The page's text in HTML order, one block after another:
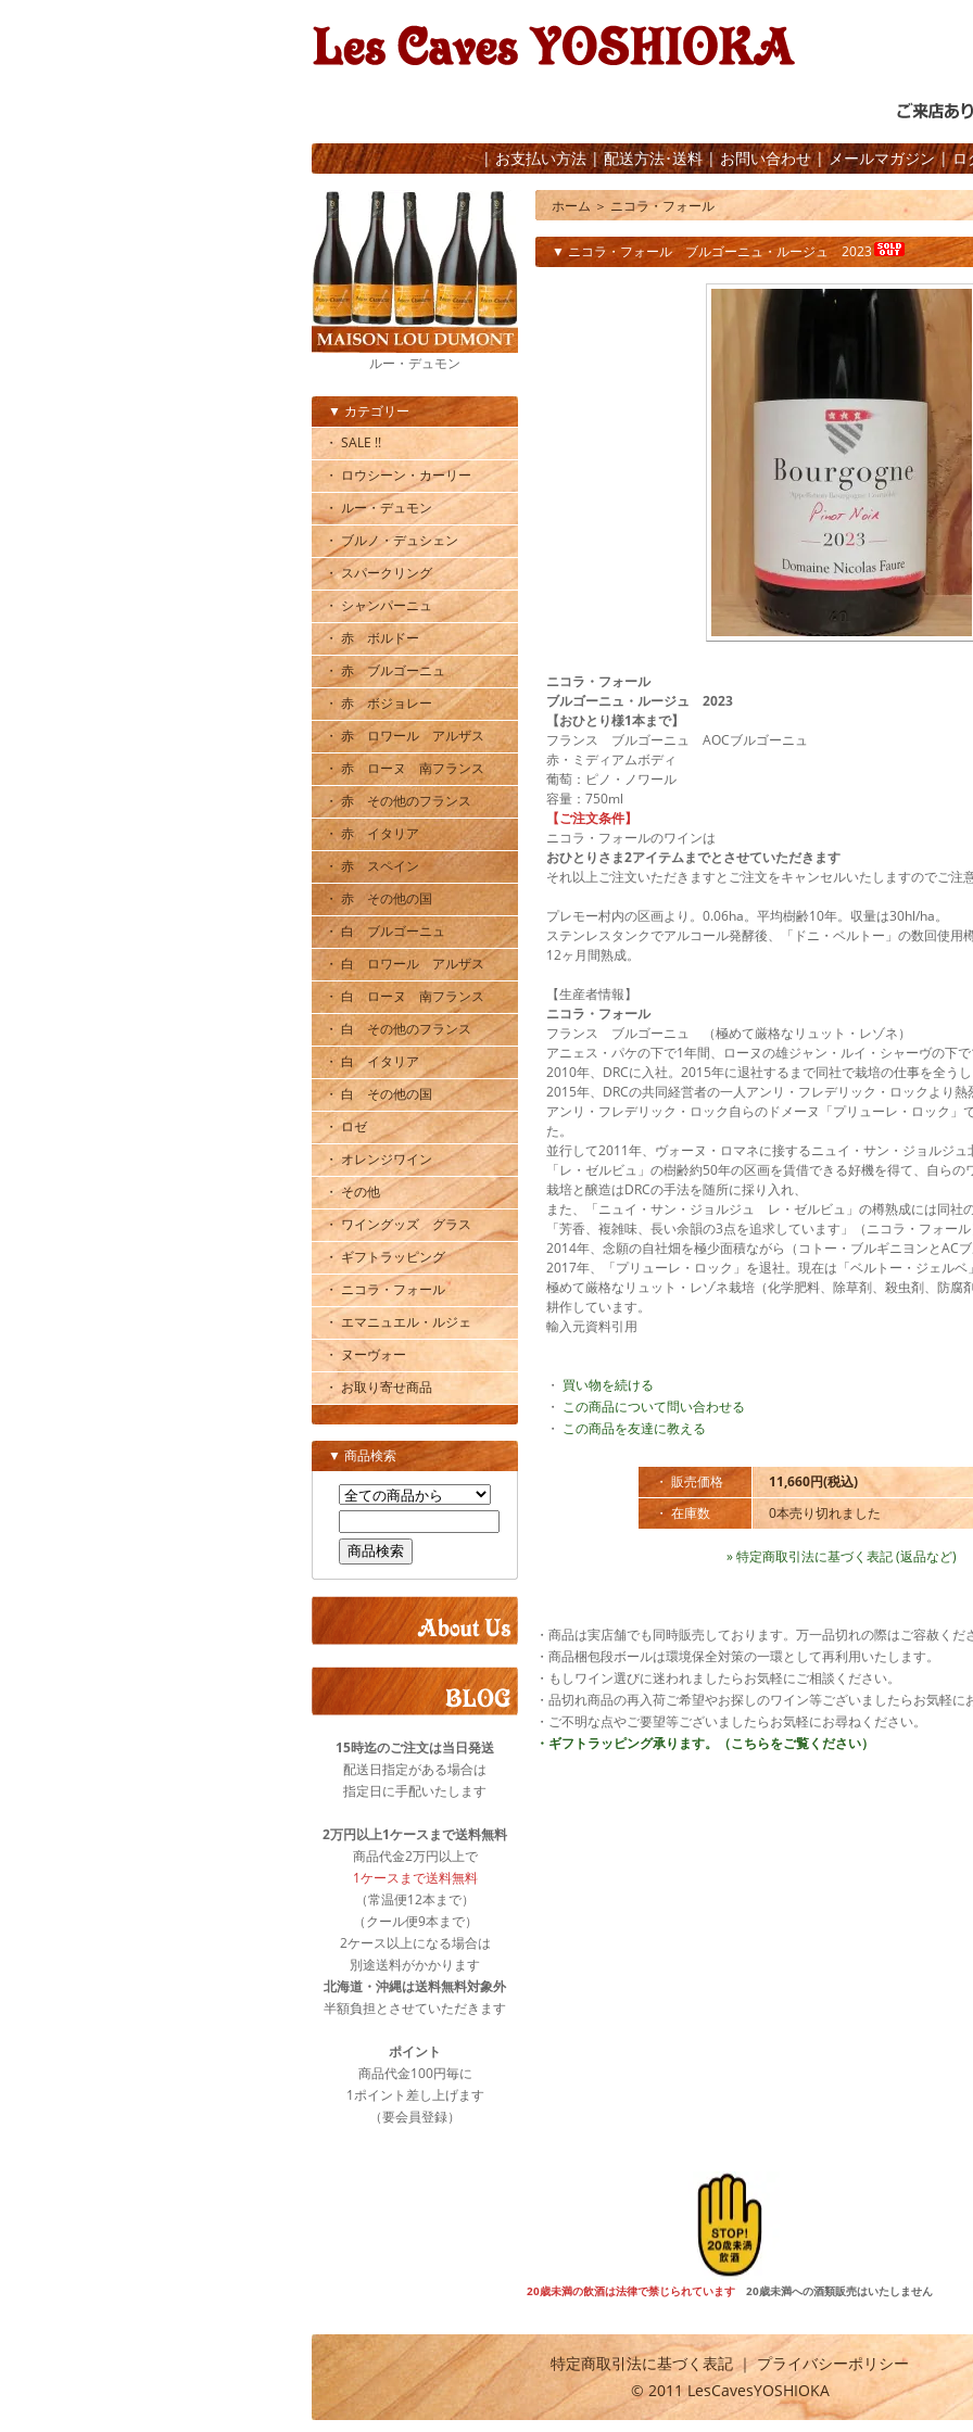
|お支払い方法|配送方法･送料|お問い合わせ|メールマガジン|ロ
ルー・デュモン
▼ カテゴリー
・ SALE !!
・ ロウシーン・カーリー
・ ルー・デュモン
・ ブルノ・デュシェン
・ スパークリング
・ シャンパーニュ
・ 赤 ボルドー
・ 赤 ブルゴーニュ
・ 赤 ボジョレー
・ 赤 ロワール アルザス
・ 赤 ローヌ 南フランス
・ 赤 その他のフランス
・ 赤 イタリア
・ 赤 スペイン
・ 赤 その他の国
・ 白 ブルゴーニュ
・ 白 ロワール アルザス
・ 白 ローヌ 南フランス
・ 白 その他のフランス
・ 白 イタリア
・ 白 その他の国
・ ロゼ
・ オレンジワイン
・ その他
・ ワイングッズ グラス
・ ギフトラッピング
・ ニコラ・フォール
・ エマニュエル・ルジェ
・ ヌーヴォー
・ お取り寄せ商品
▼ 商品検索
15時迄のご注文は当日発送
配送日指定がある場合は
指定日に手配いたします
2万円以上1ケースまで送料無料
商品代金2万円以上で
1ケースまで送料無料
（常温便12本まで）
（クール便9本まで）
2ケース以上になる場合は
別途送料がかかります
北海道・沖縄は送料無料対象外
半額負担とさせていただきます
ポイント
商品代金100円毎に
1ポイント差し上げます
（要会員登録）
ホーム ＞ ニコラ・フォール
▼ ニコラ・フォール ブルゴーニュ・ルージュ 2023
ニコラ・フォール
ブルゴーニュ・ルージュ 2023
【おひとり様1本まで】
フランス ブルゴーニュ AOCブルゴーニュ
赤・ミディアムボディ
葡萄：ピノ・ノワール
容量：750ml
【ご注文条件】
ニコラ・フォールのワインは
おひとりさま2アイテムまでとさせていただきます
それ以上ご注文いただきますとご注文をキャンセルいたしますのでご注
プレモー村内の区画より。0.06ha。平均樹齢10年。収量は30hl/ha。
ステンレスタンクでアルコール発酵後、「ドニ・ベルトー」の数回使用
12ヶ月間熟成。
【生産者情報】
ニコラ・フォール
フランス ブルゴーニュ （極めて厳格なリュット・レゾネ）
アニェス・パケの下で1年間、ローヌの雄ジャン・ルイ・シャーヴの下で
2010年、DRCに入社。2015年に退社するまで同社で栽培の仕事を全うし
2015年、DRCの共同経営者の一人アンリ・フレデリック・ロックより熱
アンリ・フレデリック・ロック自らのドメーヌ「プリューレ・ロック」
た。
並行して2011年、ヴォーヌ・ロマネに接するニュイ・サン・ジョルジュ
「レ・ゼルビュ」の樹齢約50年の区画を賃借できる好機を得て、自らの
栽培と醸造はDRCの手法を随所に採り入れ、
また、「ニュイ・サン・ジョルジュ レ・ゼルビュ」の樽熟成には同社
「芳香、複雑味、長い余韻の3点を追求しています」（ニコラ・フォール
2014年、念願の自社畑を極少面積ながら（コトー・ブルギニヨンとACブ
2017年、「プリューレ・ロック」を退社。現在は「ベルトー・ジェルベ
極めて厳格なリュット・レゾネ栽培（化学肥料、除草剤、殺虫剤、防腐
耕作しています。
輸入元資料引用
・ 買い物を続ける
・ この商品について問い合わせる
・ この商品を友達に教える
・ 販売価格
11,660円(税込)
・ 在庫数
0本売り切れました
» 特定商取引法に基づく表記 (返品など)
・商品は実店舗でも同時販売しております。万一品切れの際はご容赦くだ
・商品梱包段ボールは環境保全対策の一環として再利用いたします。
・もしワイン選びに迷われましたらお気軽にご相談ください。
・品切れ商品の再入荷ご希望やお探しのワイン等ございましたらお気軽に
・ご不明な点やご要望等ございましたらお気軽にお尋ねください。
・ギフトラッピング承ります。（こちらをご覧ください）
20歳未満の飲酒は法律で禁じられています 20歳未満への酒類販売はいたしません
特定商取引法に基づく表記｜プライバシーポリシー
© 2011 LesCavesYOSHIOKA